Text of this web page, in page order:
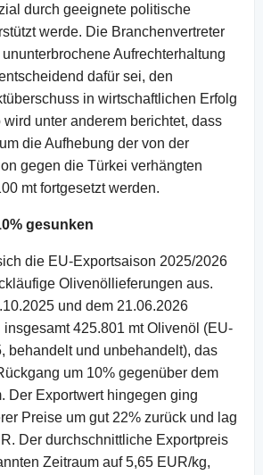
durch geeignete politische
werde. Die Branchenvertreter
Aufrechterhaltung
dafür sei, den
in wirtschaftlichen Erfolg
unter anderem berichtet, dass
die Aufhebung der von der
gegen die Türkei verhängten
mt fortgesetzt werden.
gesunken
die EU-Exportsaison 2025/2026
Olivenöllieferungen aus.
und dem 21.06.2026
425.801 mt Olivenöl (EU-
behandelt und unbehandelt), das
um 10% gegenüber dem
Der Exportwert hingegen ging
Preise um gut 22% zurück und lag
Der durchschnittliche Exportpreis
Zeitraum auf 5,65 EUR/kg,